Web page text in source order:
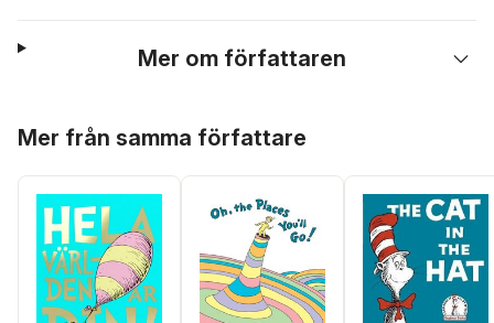
Mer om författaren
Mer från samma författare